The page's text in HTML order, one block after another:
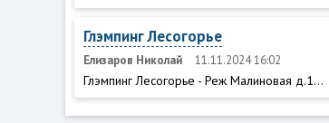
Глэмпинг Лесогорье
Елизаров Николай 11.11.2024 16:02
Глэмпинг Лесогорье - Реж Малиновая д.1...